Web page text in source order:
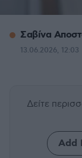
Σαβίνα
13.06.2026, 12:03
Δείτε
Add